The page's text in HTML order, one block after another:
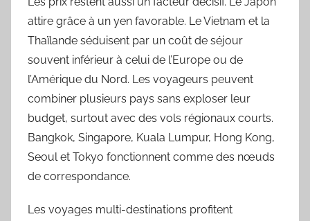
attire grâce à un yen favorable. Le Vietnam et la
Thaïlande séduisent par un coût de séjour
souvent inférieur à celui de l’Europe ou de
l’Amérique du Nord. Les voyageurs peuvent
combiner plusieurs pays sans exploser leur
budget, surtout avec des vols régionaux courts.
Bangkok, Singapore, Kuala Lumpur, Hong Kong,
Seoul et Tokyo fonctionnent comme des nœuds
de correspondance.
Les voyages multi-destinations profitent